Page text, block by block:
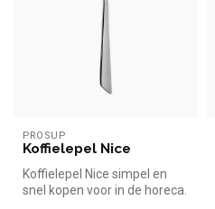
PROSUP
Koffielepel Nice
Koffielepel Nice simpel en
snel kopen voor in de horeca.